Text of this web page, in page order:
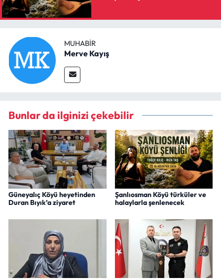
MUHABIR
Merve Kayış
Bunlar da ilginizi çekebilir
Güneyalıç Köyü heyetinden
Duran Bıyık’a ziyaret
Şanlıosman Köyü türküler ve
halaylarla şenlenecek